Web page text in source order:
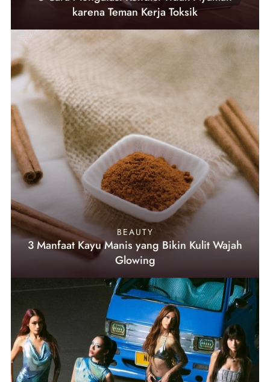
karena Teman Kerja Toksik
BEAUTY
3 Manfaat Kayu Manis yang Bikin Kulit Wajah
Glowing